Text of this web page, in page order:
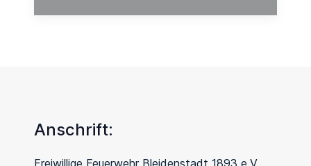
Anschrift:
Freiwillige Feuerwehr Bleidenstadt 1893 e.V.